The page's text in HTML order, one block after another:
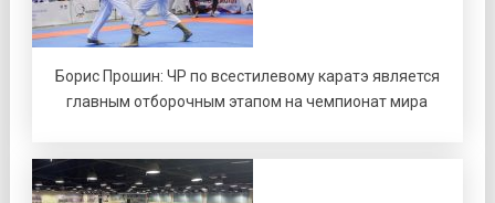
Борис Прошин: ЧР по всестилевому каратэ является
главным отборочным этапом на чемпионат мира